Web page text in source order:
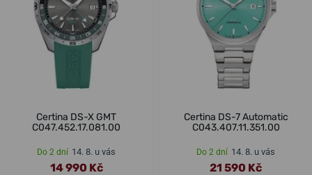
Certina DS-X GMT
C047.452.17.081.00
Do 2 dní 14. 8. u vás
14 990 Kč
Certina DS-7 Automatic
C043.407.11.351.00
Do 2 dní 14. 8. u vás
21 590 Kč